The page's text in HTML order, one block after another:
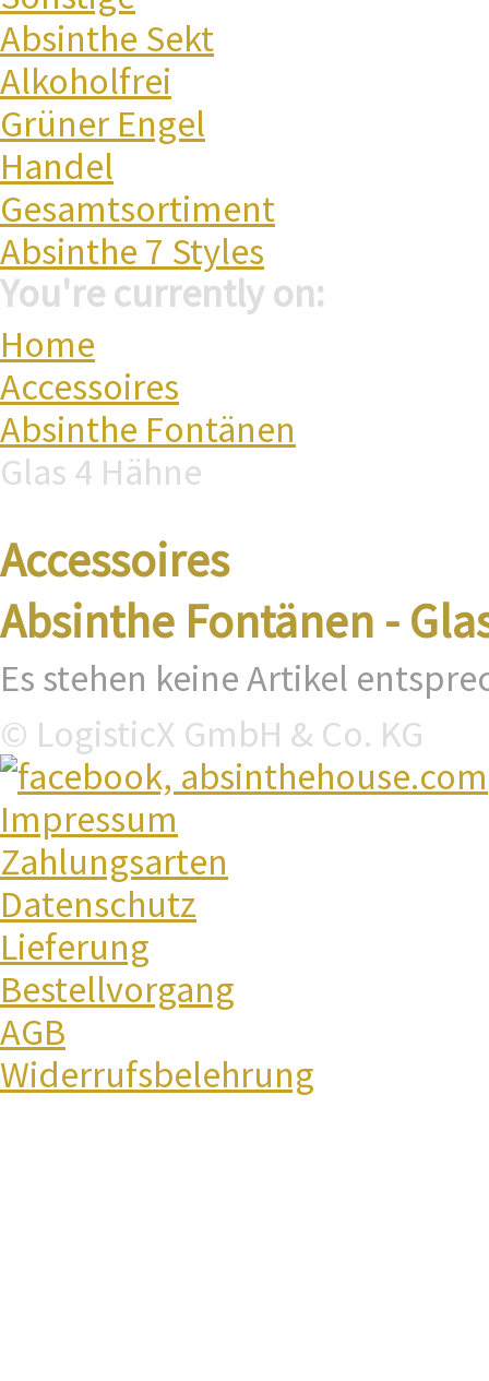
Absinthe Sekt
Alkoholfrei
Grüner Engel
Handel
Gesamtsortiment
Absinthe 7 Styles
You're currently on:
Home
Accessoires
Absinthe Fontänen
Glas 4 Hähne
Accessoires
Absinthe Fontänen -
Es stehen keine Artikel
© LogisticX GmbH & Co. KG
Impressum
Zahlungsarten
Datenschutz
Lieferung
Bestellvorgang
AGB
Widerrufsbelehrung